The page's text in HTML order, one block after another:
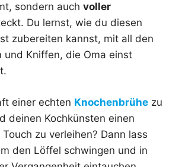
sondern auch voller
Du lernst, wie du diesen
zubereiten kannst, mit all den
und Kniffen, die Oma einst
einer echten Knochenbrühe zu
deinen Kochkünsten einen
zu verleihen? Dann lass
den Löffel schwingen und in